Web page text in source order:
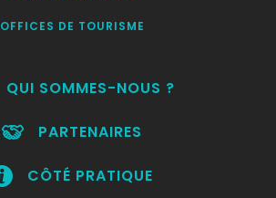
OFFICES DE TOURISME
QUI SOMMES-NOUS ?
PARTENAIRES
CÔTÉ PRATIQUE